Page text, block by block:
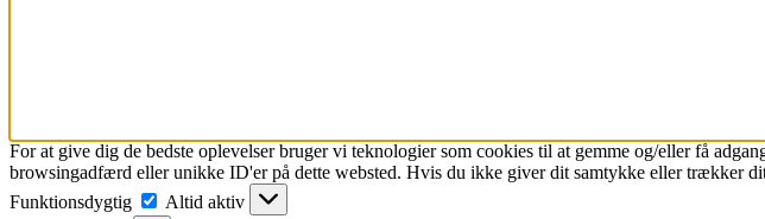
For at give dig de bedste oplevelser bruger vi teknologier som cookies til at gemme og/eller få
browsingadfærd eller unikke ID'er på dette websted. Hvis du ikke giver dit samtykke eller trækker
Funktionsdygtig
Funktionsdygtig
Altid aktiv